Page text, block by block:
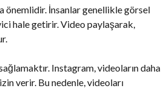
önemlidir. İnsanlar genellikle görsel
hale getirir. Video paylaşarak,
Instagram, videoların daha
verir. Bu nedenle, videoları